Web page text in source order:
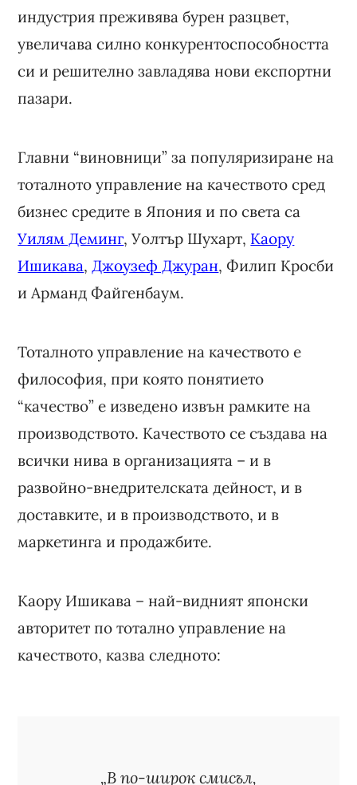
индустрия преживява бурен разцвет,
увеличава силно конкурентоспособността
си и решително завладява нови експортни
пазари.
Главни “виновници” за популяризиране на
тоталното управление на качеството сред
бизнес средите в Япония и по света са
Уилям Деминг, Уолтър Шухарт, Каору
Ишикава,Джоузеф Джуран, Филип Кросби
и Арманд Файгенбаум.
Тоталното управление на качеството е
философия, при която понятието
“качество” е изведено извън рамките на
производството. Качеството се създава на
всички нива в организацията – и в
развойно-внедрителската дейност, и в
доставките, и в производството, и в
маркетинга и продажбите.
Каору Ишикава – най-видният японски
авторитет по тотално управление на
качеството, казва следното:
„В по-широк смисъл,